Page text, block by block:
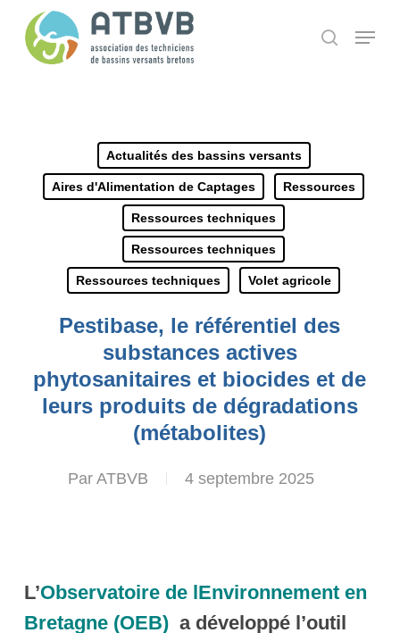
search
Menu
Actualités des bassins versants
Aires d'Alimentation de Captages Ressources
Ressources techniques
Ressources techniques
Ressources techniques Volet agricole
Pestibase, le référentiel des
substances actives
phytosanitaires et biocides et de
leurs produits de dégradations
(métabolites)
Par ATBVB 4 septembre 2025
L’Observatoire de lEnvironnement en
Bretagne (OEB) a développé l’outil
Panneau de gestion des cookies